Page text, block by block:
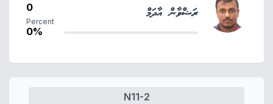
ރަޝްވާން އާދަމް 0
Percent
0%
N11-2